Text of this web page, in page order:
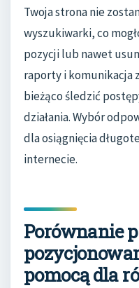
Twoja strona nie
wyszukiwarki, co
pozycji lub nawet
raporty i komunikacja
bieżąco śledzić
działania. Wybór
dla osiągnięcia
internecie.
Porównanie
pomocą dla